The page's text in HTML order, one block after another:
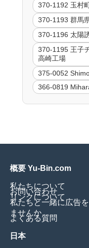
370-1192 玉村
370-1193 群馬
370-1196 太
370-1195 王子
高崎工場
375-0052
366-0819
概要 Yu-Bin.com
私たちについて
お問い合わせ
リンクについて
私たちと一緒に広告
ませんか
よくある質問
日本